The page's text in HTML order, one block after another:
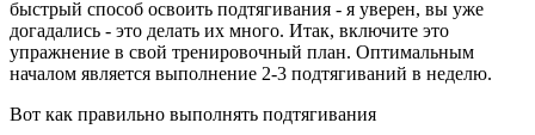
быстрый способ освоить подтягивания - я уверен, вы уже
догадались - это делать их много. Итак, включите это
упражнение в свой тренировочный план. Оптимальным
началом является выполнение 2-3 подтягиваний в неделю.
Вот как правильно выполнять подтягивания